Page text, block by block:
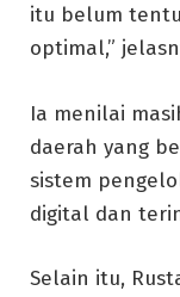
itu belum
optimal,”
Ia menilai
daerah yang
sistem
digital dan
Selain itu,